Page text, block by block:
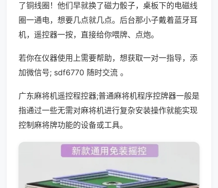
了铜线圈！他们早就换了磁力骰子，桌板下的电磁线
圈一通电，想要几点就几点。后台那小子戴着蓝牙耳
机，遥控器一按，直接给你喂牌、点炮。
若你在仪器使用上需要帮助，想获取一对一指导，添
加微信号; sdf6770 随时交流 。
广东麻将机遥控程控器;普通麻将机程序控牌器一般是
指通过一些无需对麻将机进行复杂安装操作就能实现
控制麻将牌功能的设备或工具。